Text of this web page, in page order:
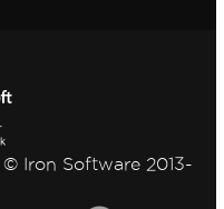
© Iron Software 2013-